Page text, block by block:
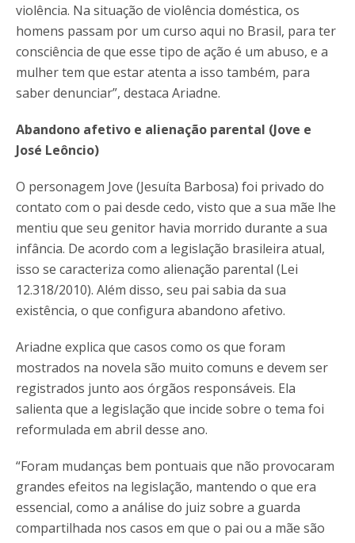
violência. Na situação de violência doméstica, os
homens passam por um curso aqui no Brasil, para ter
consciência de que esse tipo de ação é um abuso, e a
mulher tem que estar atenta a isso também, para
saber denunciar”, destaca Ariadne.
Abandono afetivo e alienação parental (Jove e
José Leôncio)
O personagem Jove (Jesuíta Barbosa) foi privado do
contato com o pai desde cedo, visto que a sua mãe lhe
mentiu que seu genitor havia morrido durante a sua
infância. De acordo com a legislação brasileira atual,
isso se caracteriza como alienação parental (Lei
12.318/2010). Além disso, seu pai sabia da sua
existência, o que configura abandono afetivo.
Ariadne explica que casos como os que foram
mostrados na novela são muito comuns e devem ser
registrados junto aos órgãos responsáveis. Ela
salienta que a legislação que incide sobre o tema foi
reformulada em abril desse ano.
“Foram mudanças bem pontuais que não provocaram
grandes efeitos na legislação, mantendo o que era
essencial, como a análise do juiz sobre a guarda
compartilhada nos casos em que o pai ou a mãe são